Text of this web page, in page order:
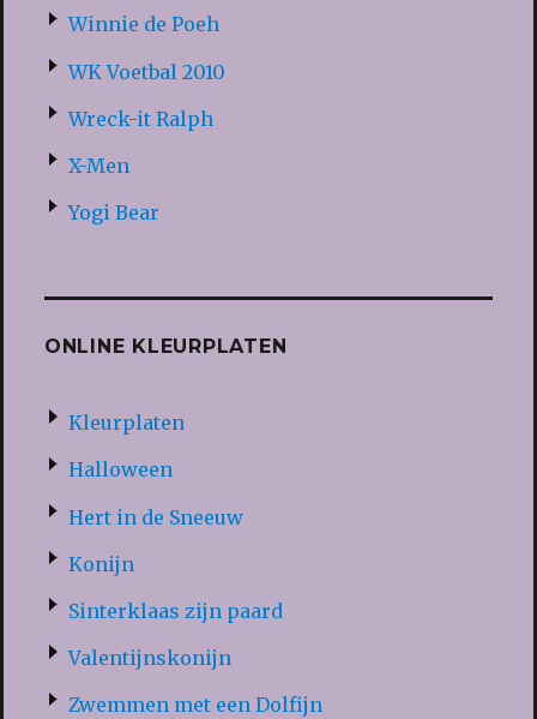
Winnie de Poeh
WK Voetbal 2010
Wreck-it Ralph
X-Men
Yogi Bear
ONLINE KLEURPLATEN
Kleurplaten
Halloween
Hert in de Sneeuw
Konijn
Sinterklaas zijn paard
Valentijnskonijn
Zwemmen met een Dolfijn